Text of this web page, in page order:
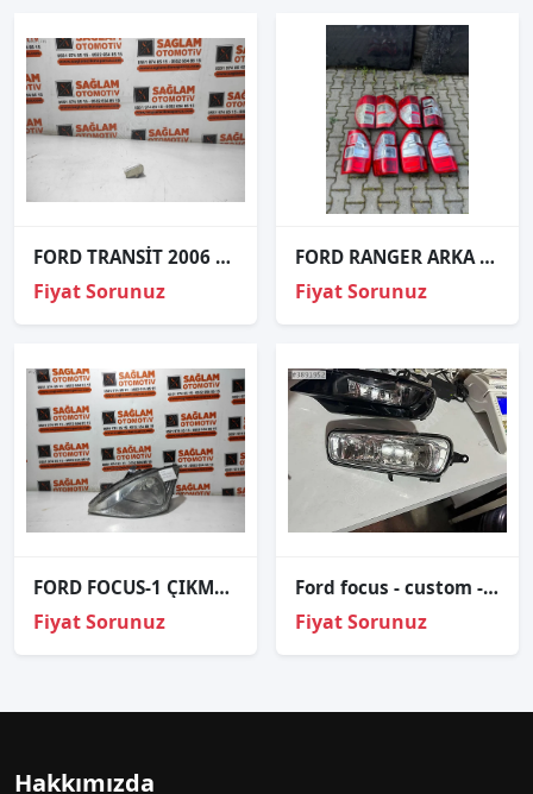
FORD TRANSİT 2006 V184 ÇIKMA FAR AYAR MOTORU OEM; YC1X-13K198-AA
Fiyat Sorunuz
FORD RANGER ARKA STOPLAR ÇIKMA ORJİNAL
Fiyat Sorunuz
FORD FOCUS-1 ÇIKMA SOL ÖN FAR
Fiyat Sorunuz
Ford focus - custom - transit sis farı çıkma ORJİNAL SAĞ SOL
Fiyat Sorunuz
Hakkımızda